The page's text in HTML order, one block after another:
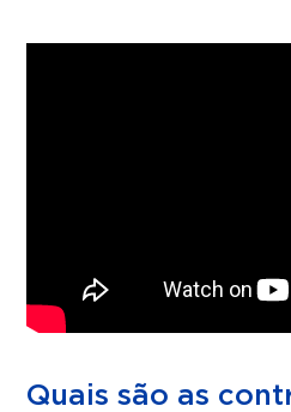
Quais são as